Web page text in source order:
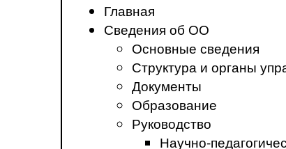
Главная
Сведения об ОО
Основные сведения
Структура и органы
Документы
Образование
Руководство
Научно-